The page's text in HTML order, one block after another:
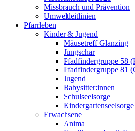
Missbrauch und Prävention
Umweltleitlinien
Pfarrleben
Kinder & Jugend
Mäusetreff Glanzing
Jungschar
Pfadfindergruppe 58
Pfadfindergruppe 81
Jugend
Babysitter:innen
Schulseelsorge
Kindergartenseelsorge
Erwachsene
Anima